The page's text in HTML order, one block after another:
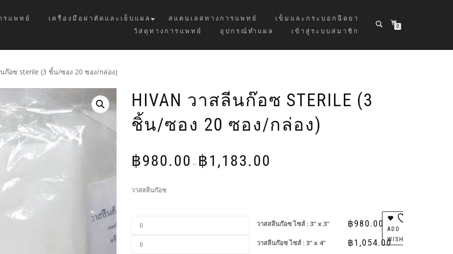
รแพทย์ เครื่องมือผ่าตัดและเย็บแผล สแตนเลสทางการแพทย์
เข็มและกระบอกฉีดยา
วัสดุทางการแพทย์
อุปกรณ์ทำแผล เข้าสู่ระบบสมาชิก
0
ก๊อซ sterile (3 ชิ้น/ซอง 20 ซอง/กล่อง)
HIVAN วาสลีนก๊อซ STERILE (3
ชิ้น/ซอง 20 ซอง/กล่อง)
฿980.00 – ฿1,183.00
วาสสลีนก๊อซ
วาสสลีนก๊อซ ไซส์ : 3" x 3" ฿980.00
วาสลีนก๊อซ ไซส์ : 3" x 4" ฿1,054.00
ADD TO
WISHLIST